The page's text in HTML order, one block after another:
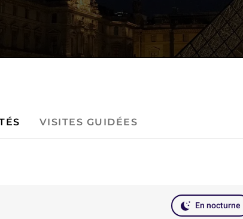
VISITES GUIDÉES
En nocturne